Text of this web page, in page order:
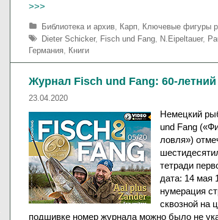
>>>
Р
у
б
р
к
и
Библиотека и архив, Карп, Ключевые фигуры
М
е
т
и
Dieter Schicker, Fisch und Fang, N.Eipeltauer,
Германия, Книги
Журнал Fisch und Fang: 60-
23.04.2020
Немецкий
und Fang
ловля»)
тетради
дата: 14 мая
нумерация
сквозной на
подшивке номер журнала можно было не